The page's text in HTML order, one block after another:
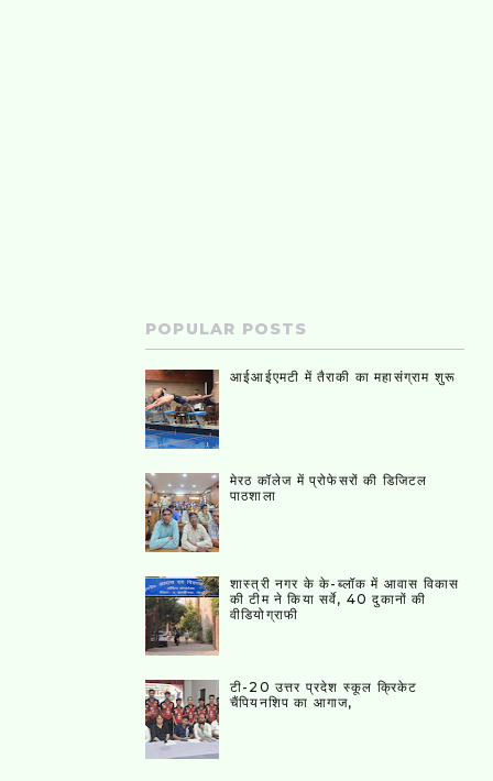
POPULAR POSTS
आईआईएमटी में तैराकी का महासंग्राम शुरू
मेरठ कॉलेज में प्रोफेसरों की डिजिटल
पाठशाला
शास्त्री नगर के के-ब्लॉक में आवास विकास
की टीम ने किया सर्वे, 40 दुकानों की
वीडियोग्राफी
टी-20 उत्तर प्रदेश स्कूल क्रिकेट
चैंपियनशिप का आगाज,